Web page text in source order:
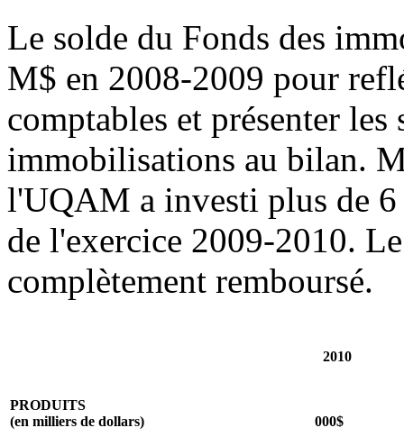
Le solde du Fonds des
M$ en 2008-2009 pour
comptables et présenter les
immobilisations au bilan.
l'UQAM a investi plus de
de l'exercice 2009-2010.
complètement remboursé.
2010
PRODUITS
(en milliers de dollars)
000$